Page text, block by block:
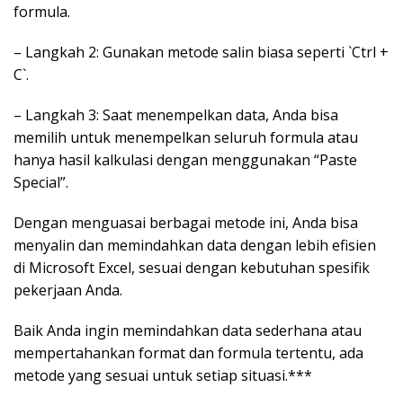
formula.
– Langkah 2: Gunakan metode salin biasa seperti `Ctrl +
C`.
– Langkah 3: Saat menempelkan data, Anda bisa
memilih untuk menempelkan seluruh formula atau
hanya hasil kalkulasi dengan menggunakan “Paste
Special”.
Dengan menguasai berbagai metode ini, Anda bisa
menyalin dan memindahkan data dengan lebih efisien
di Microsoft Excel, sesuai dengan kebutuhan spesifik
pekerjaan Anda.
Baik Anda ingin memindahkan data sederhana atau
mempertahankan format dan formula tertentu, ada
metode yang sesuai untuk setiap situasi.***